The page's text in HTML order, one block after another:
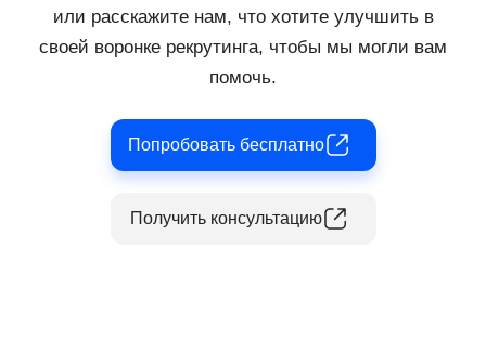
или расскажите нам, что хотите улучшить в
своей воронке рекрутинга, чтобы мы могли вам
помочь.
Попробовать бесплатно
Получить консультацию